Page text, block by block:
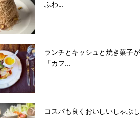
ふわ...
ランチとキッシュと焼き菓子
「カフ...
コスパも良くおいしいしゃぶ